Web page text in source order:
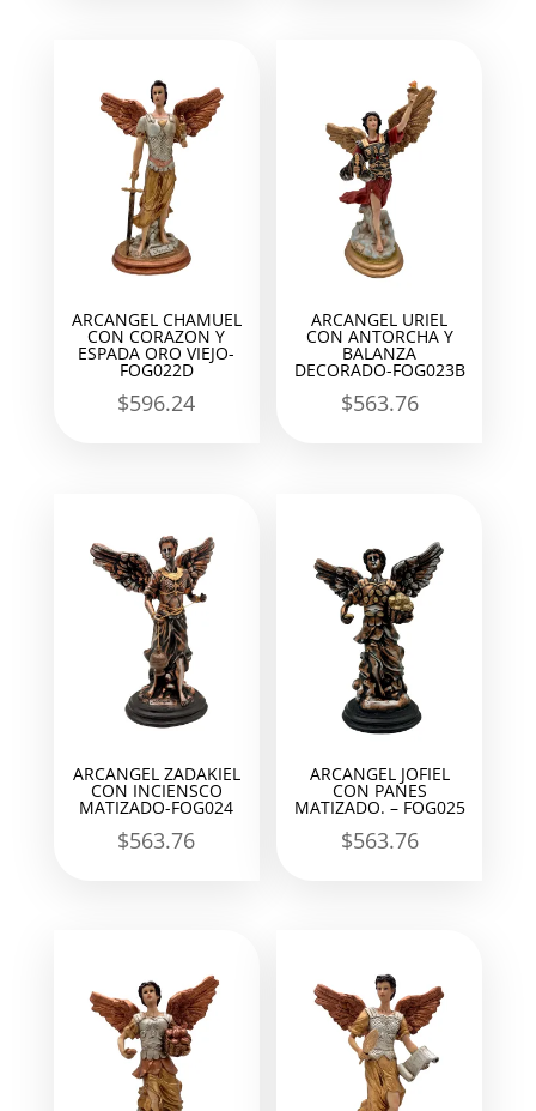
ARCANGEL CHAMUEL
CON CORAZON Y
ESPADA ORO VIEJO-
FOG022D
$596.24
ARCANGEL URIEL
CON ANTORCHA Y
BALANZA
DECORADO-FOG023B
$563.76
ARCANGEL ZADAKIEL
CON INCIENSCO
MATIZADO-FOG024
$563.76
ARCANGEL JOFIEL
CON PANES
MATIZADO. – FOG025
$563.76